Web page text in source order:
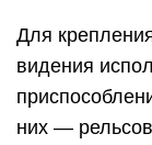
Для
видения
них —